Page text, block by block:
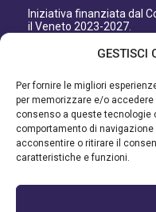
GESTISCI
Per fornire le migliori
per memorizzare e/o accedere
consenso a queste tecnologie
comportamento di
acconsentire o ritirare il
caratteristiche e funzioni.
Iniziativa finanziata dal
il Veneto 2023-2027.
Organismo responsabile
Autorità di Gestione
Direzione AdG FEASR
Iniziativa finanziata dal
Veneto 2014-2022.
Organismo responsabile